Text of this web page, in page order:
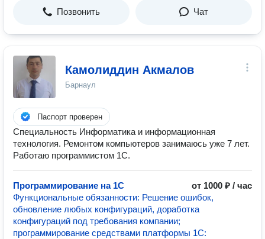
Позвонить Чат
Камолиддин Акмалов
Барнаул
Паспорт проверен
Специальность Информатика и информационная
технология. Ремонтом компьютеров занимаюсь уже 7 лет.
Работаю программистом 1С.
Программирование на 1C
от 1000 ₽ / час
Функциональные обязанности: Решение ошибок,
обновление любых конфигураций, доработка
конфигураций под требования компании;
программирование средствами платформы 1С: